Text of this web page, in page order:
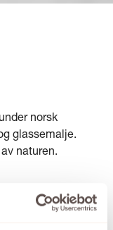
norsk
glassemalje.
naturen.